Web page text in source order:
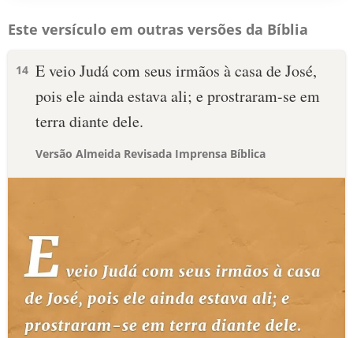
Este versículo em outras versões da Bíblia
14 E veio Judá com seus irmãos à casa de José,
pois ele ainda estava ali; e prostraram-se em
terra diante dele.
Versão Almeida Revisada Imprensa Bíblica